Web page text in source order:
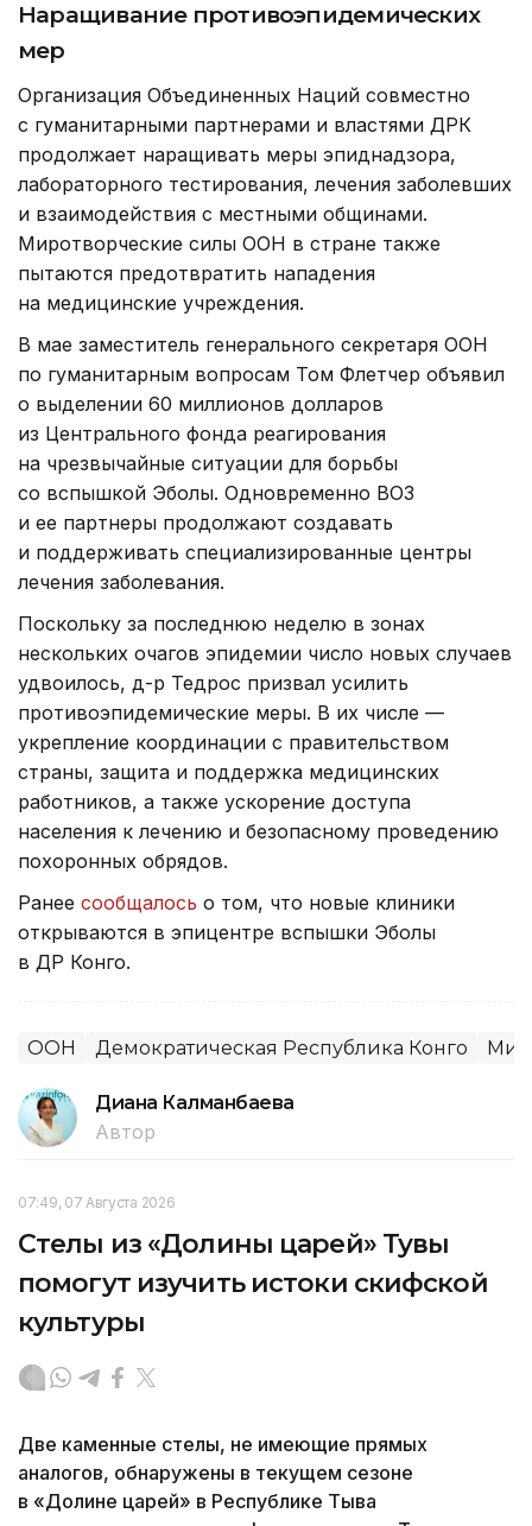
Наращивание противоэпидемических
мер
Организация Объединенных Наций совместно
с гуманитарными партнерами и властями ДРК
продолжает наращивать меры эпиднадзора,
лабораторного тестирования, лечения заболевших
и взаимодействия с местными общинами.
Миротворческие силы ООН в стране также
пытаются предотвратить нападения
на медицинские учреждения.
В мае заместитель генерального секретаря ООН
по гуманитарным вопросам Том Флетчер объявил
о выделении 60 миллионов долларов
из Центрального фонда реагирования
на чрезвычайные ситуации для борьбы
со вспышкой Эболы. Одновременно ВОЗ
и ее партнеры продолжают создавать
и поддерживать специализированные центры
лечения заболевания.
Поскольку за последнюю неделю в зонах
нескольких очагов эпидемии число новых случаев
удвоилось, д-р Тедрос призвал усилить
противоэпидемические меры. В их числе —
укрепление координации с правительством
страны, защита и поддержка медицинских
работников, а также ускорение доступа
населения к лечению и безопасному проведению
похоронных обрядов.
Ранее сообщалось о том, что новые клиники
открываются в эпицентре вспышки Эболы
в ДР Конго.
ООН Демократическая Республика Конго
Диана Калманбаева
Автор
07:49, 07 Августа 2026
Стелы из «Долины царей» Тувы
помогут изучить истоки скифской
культуры
Две каменные стелы, не имеющие прямых
аналогов, обнаружены в текущем сезоне
в «Долине царей» в Республике Тыва